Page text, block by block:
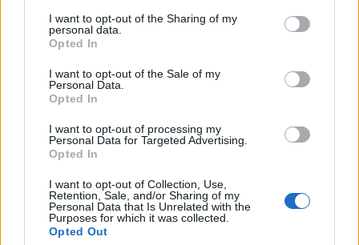
not limited to your visit or usage behaviour. You may click to
grant or deny consent to Google and its third-party tags to
use your data for below specified purposes in below Google
consent section.
I want to opt-out of the Sharing of my
personal data.
Opted In
I want to opt-out of the Sale of my
Personal Data.
Opted In
I want to opt-out of processing my
Personal Data for Targeted Advertising.
Opted In
I want to opt-out of Collection, Use,
Retention, Sale, and/or Sharing of my
Personal Data that Is Unrelated with the
Purposes for which it was collected.
Opted Out
(Forrás: ncbnews.com)
támogatása sem elhanyagolható. Trump beiktatási
beszédében -összhangban Musk egyéni terveivel-
technikailag bejelentette az űrverseny folytatását: